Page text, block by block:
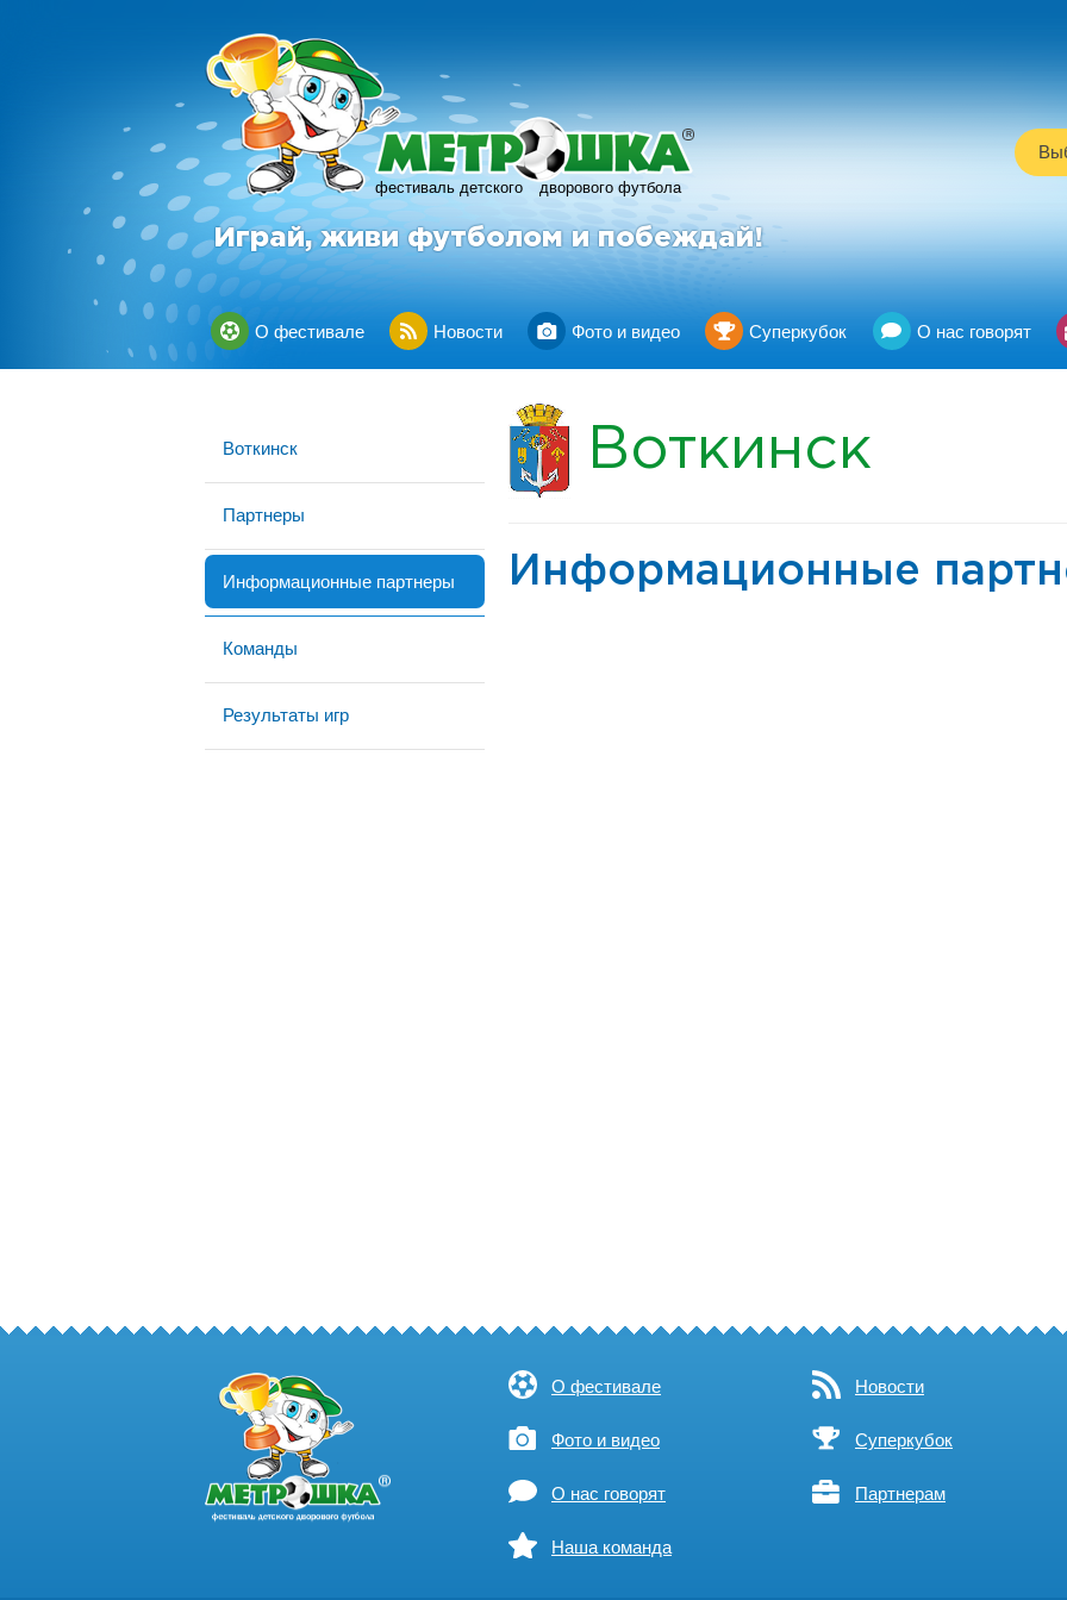
фестиваль детского дворового футбола
R
Играй, живи футболом и побеждай!
О фестивале Новости Фото и видео Суперкубок О нас говорят
Воткинск
Партнеры
Информационные партнеры
Команды
Результаты игр
Воткинск
Информационные
О фестивале Новости
Фото и видео Суперкубок
О нас говорят Партнерам
Наша команда